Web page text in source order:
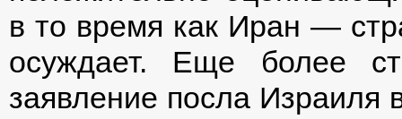
в то время как Иран —
осуждает. Еще более
заявление посла Израиля